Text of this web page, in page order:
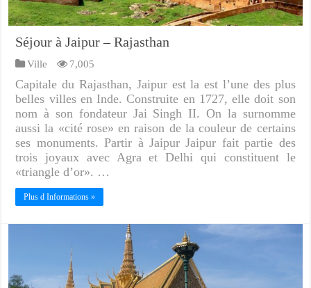
Séjour à Jaipur – Rajasthan
Ville 7,005
Capitale du Rajasthan, Jaipur est la est l’une des plus
belles villes en Inde. Construite en 1727, elle doit son
nom à son fondateur Jai Singh II. On la surnomme
aussi la «cité rose» en raison de la couleur de certains
ses monuments. Partir à Jaipur Jaipur fait partie des
trois joyaux avec Agra et Delhi qui constituent le
«triangle d’or». …
Plus d Informations »